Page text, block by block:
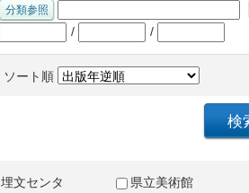
/ /
ソート順
埋文センタ
県立美術館